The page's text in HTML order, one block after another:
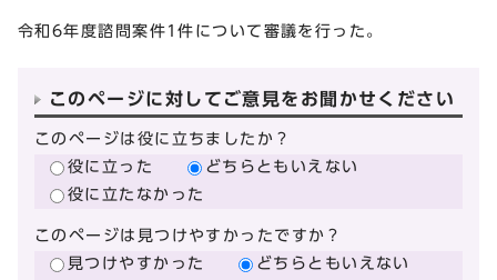
令和6年度諮問案件1件について審議を行った。
このページに対してご意見をお聞かせください
このページは役に立ちましたか？
役に立った
どちらともいえない
役に立たなかった
このページは見つけやすかったですか？
見つけやすかった
どちらともいえない